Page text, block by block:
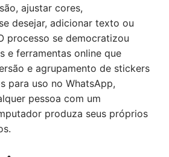
ajustar cores,
desejar, adicionar texto ou
processo se democratizou
e ferramentas online que
e agrupamento de stickers
para uso no WhatsApp,
pessoa com um
produza seus próprios